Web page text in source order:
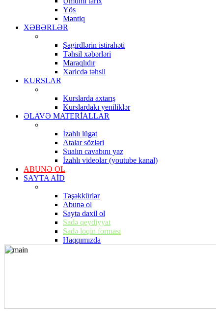
Yös
Məntiq
XƏBƏRLƏR
Şagirdlərin istirahəti
Təhsil xəbərləri
Maraqlıdır
Xaricdə təhsil
KURSLAR
Kurslarda axtarış
Kurslardakı yeniliklər
ƏLAVƏ MATERİALLAR
İzahlı lügət
Atalar sözləri
Sualın cavabını yaz
İzahlı videolar (youtube kanal)
ABUNƏ OL
SAYTA AİD
Təşəkkürlər
Abunə ol
Sayta daxil ol
Sadə qeydiyyat
Sadə loqin forması
Haqqımızda